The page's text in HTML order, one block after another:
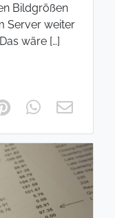
Bildgrößen
Server weiter
wäre […]